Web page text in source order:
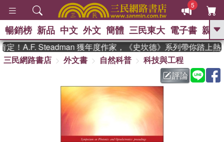
5
GO
熱搜： 東野圭吾 、 高希均教授回憶錄
父親節 、 如果歷
暑期推薦 、 國際布克
獎 臺灣漫遊錄 、 方念華
登輝時代 、 數學女孩：黎曼猜想
暢銷榜 新品 中文 外文 簡體 三民東大 電子書 親子
！A.F. Steadman 獲年度作家，《史坎德》系列帶你踏上熱
三民網路書店
外文書 自然科普
科技與工程
評論